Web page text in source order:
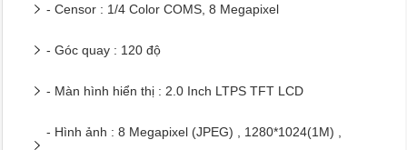
- Censor : 1/4 Color COMS, 8 Megapixel
- Góc quay : 120 độ
- Màn hình hiển thị : 2.0 Inch LTPS TFT LCD
- Hình ảnh : 8 Megapixel (JPEG) , 1280*1024(1M) ,